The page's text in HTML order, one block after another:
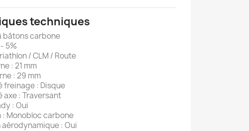
techniques
bâtons carbone
5%
/ CLM / Route
: 21 mm
: 29 mm
freinage : Disque
: Traversant
: Oui
Monobloc carbone
: Oui